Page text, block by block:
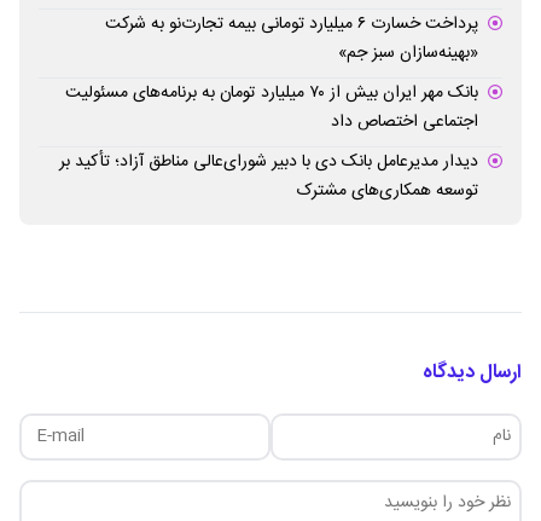
پرداخت خسارت ۶ میلیارد تومانی بیمه تجارت‌نو به شرکت
«بهینه‌سازان سبز جم»
بانک مهر ایران بیش از ۷۰ میلیارد تومان به برنامه‌های مسئولیت
اجتماعی اختصاص داد
دیدار مدیرعامل بانک دی با دبیر شورای‌عالی مناطق آزاد؛ تأکید بر
توسعه همکاری‌های مشترک
ارسال دیدگاه